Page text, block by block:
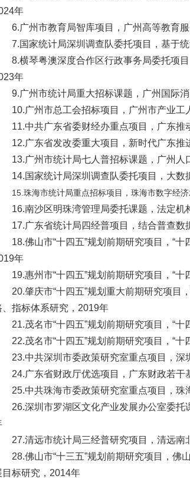
年
6.广州市教育局智库项目，广州高等教育
7.国家统计局深圳调查队委托项目，基于
8.横琴粤澳深度合作区行政事务局委托项
年
9.广州市统计局重大招标课题，广州国际
10.广州市总工会招标项目，广州市产业
11.中共广东省委财经办重点项目，广东
12.广东省发改委重大项目，新时代广东
13.广州市统计局七人普招标课题，广州
14.国家统计局深圳调查队委托项目，大
15.珠海市统计局重点招标项目，珠海市数字经
16.南沙区明珠湾管理局委托课题，法定
17.广东省统计局四经普项目，结合普查
18.佛山市“十四五”规划前期研究项目，“
年
19.惠州市“十四五”规划前期研究项目，“
20.肇庆市“十四五”规划重大前期研究项目
、指标体系研究，2019年
21.茂名市“十四五”规划前期研究项目，“
22.茂名市“十四五”规划前期研究项目，“
23.中共深圳市委政策研究室重点项目，
24.广东省财政厅优选项目，广东财政若干
25.中共珠海市委政策研究室重点项目，
26.深圳市罗湖区文化产业发展办公室委
27.清远市统计局三经普研究项目，清远
28.佛山市“十三五”规划前期研究项目，佛
目标研究，2014年